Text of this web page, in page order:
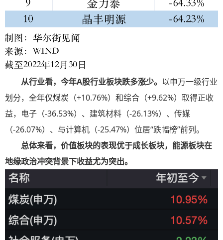
从行业看，今年A股行业板块跌多涨少。 以申万一级行业
划分，全年仅煤炭（+10.76%）和综合（+9.62%）取得正收
益，电子（-36.53%）、建筑材料（-26.13%）、传媒
（-26.07%）、与计算机（-25.47%）位居“跌幅榜”前列。
总体来看，价值板块的表现优于成长板块，能源板块在
地缘政治冲突背景下收益尤为突出。